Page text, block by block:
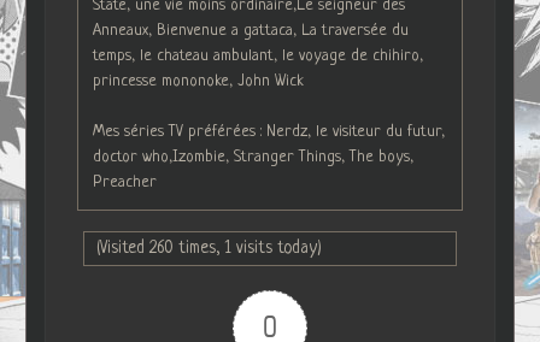
State, une vie moins ordinaire,Le seigneur des
Anneaux, Bienvenue a gattaca, La traversée du
temps, le chateau ambulant, le voyage de chihiro,
princesse mononoke, John Wick
Mes séries TV préférées : Nerdz, le visiteur du futur,
doctor who,Izombie, Stranger Things, The boys,
Preacher
(Visited 260 times, 1 visits today)
0